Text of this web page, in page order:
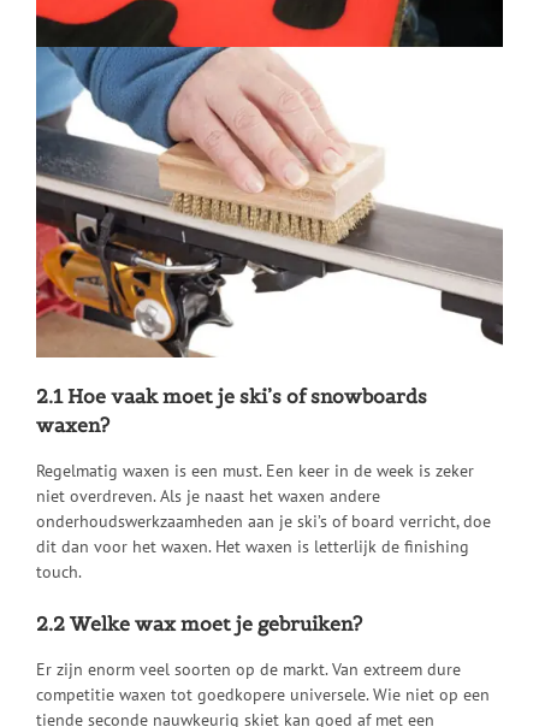
2.1 Hoe vaak moet je ski’s of snowboards
waxen?
Regelmatig waxen is een must. Een keer in de week is zeker
niet overdreven. Als je naast het waxen andere
onderhoudswerkzaamheden aan je ski’s of board verricht, doe
dit dan voor het waxen. Het waxen is letterlijk de finishing
touch.
2.2 Welke wax moet je gebruiken?
Er zijn enorm veel soorten op de markt. Van extreem dure
competitie waxen tot goedkopere universele. Wie niet op een
tiende seconde nauwkeurig skiet kan goed af met een